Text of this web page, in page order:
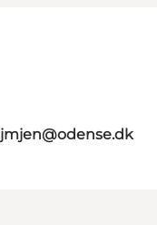
jmjen@odense.dk